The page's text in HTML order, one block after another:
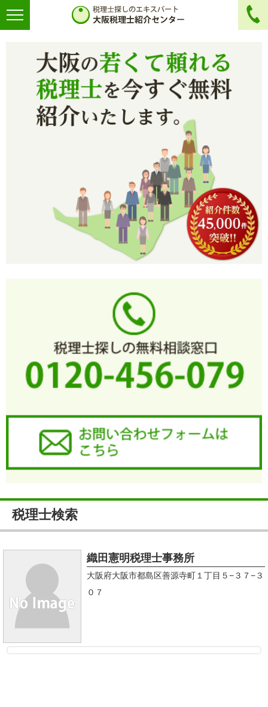
税理士検索
織田憲明税理士事務所
大阪府大阪市都島区善源寺町１丁目５−３７−３
０７